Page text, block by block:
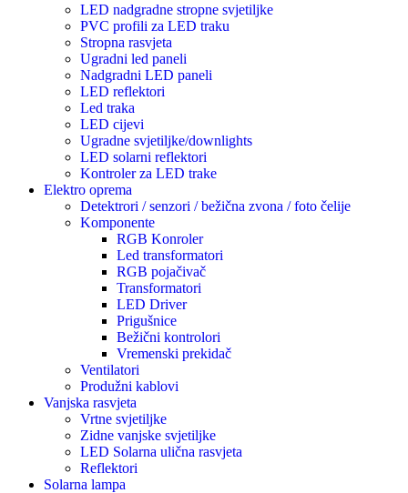
LED nadgradne stropne svjetiljke
PVC profili za LED traku
Stropna rasvjeta
Ugradni led paneli
Nadgradni LED paneli
LED reflektori
Led traka
LED cijevi
Ugradne svjetiljke/downlights
LED solarni reflektori
Kontroler za LED trake
Elektro oprema
Detektrori / senzori / bežična zvona / foto čelije
Komponente
RGB Konroler
Led transformatori
RGB pojačivač
Transformatori
LED Driver
Prigušnice
Bežični kontrolori
Vremenski prekidač
Ventilatori
Produžni kablovi
Vanjska rasvjeta
Vrtne svjetiljke
Zidne vanjske svjetiljke
LED Solarna ulična rasvjeta
Reflektori
Solarna lampa